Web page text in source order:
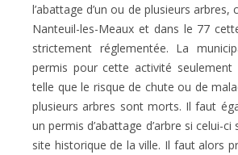
l’abattage d’un ou de plusieurs arbres,
Nanteuil-les-Meaux et dans le 77
strictement réglementée. La
permis pour cette activité seulement
telle que le risque de chute ou de
plusieurs arbres sont morts. Il faut
un permis d’abattage d’arbre si celui-
site historique de la ville. Il faut alors